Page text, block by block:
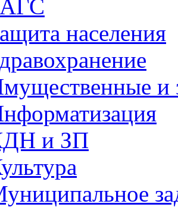
населения
и
и ЗП